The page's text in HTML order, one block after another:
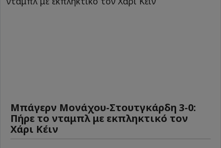
Μπάγερν Μονάχου-Στουτγκάρδη 3-0:
Πήρε το νταμπλ με εκπληκτικό τον
Χάρι Κέιν